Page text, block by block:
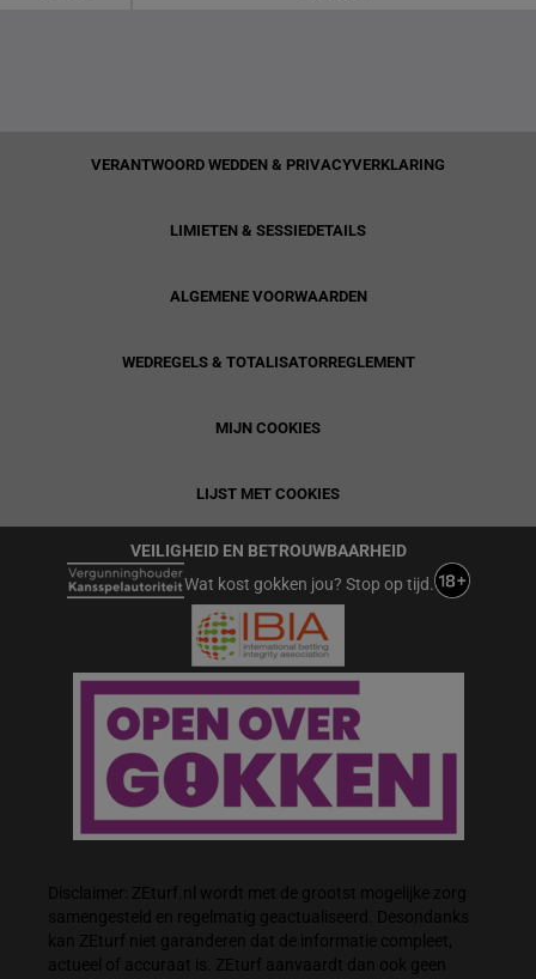
VERANTWOORD WEDDEN & PRIVACYVERKLARING
LIMIETEN & SESSIEDETAILS
ALGEMENE VOORWAARDEN
WEDREGELS & TOTALISATORREGLEMENT
MIJN COOKIES
LIJST MET COOKIES
VEILIGHEID EN BETROUWBAARHEID
Wat kost gokken jou? Stop op tijd.
Disclaimer: ZEturf.nl wordt met de grootst mogelijke zorg
samengesteld en regelmatig geactualiseerd. Desondanks
kan ZEturf niet garanderen dat de informatie compleet,
actueel of accuraat is. ZEturf aanvaardt dan ook geen